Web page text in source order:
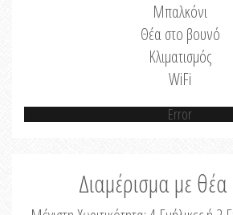
Μπαλκόνι
Θέα στο βουνό
Κλιματισμός
WiFi
Error
Διαμέρισμα με